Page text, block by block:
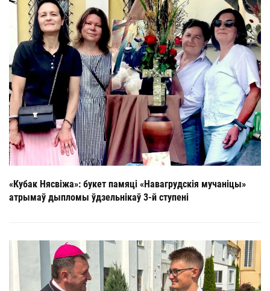
«Кубак Нясвіжа»: букет памяці «Навагрудскія мучаніцы»
атрымаў дыпломы ўдзельнікаў 3-й ступені